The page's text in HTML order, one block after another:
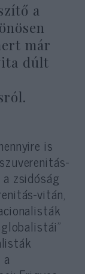
a
már
dúlt
is
zsidóság
vitán,